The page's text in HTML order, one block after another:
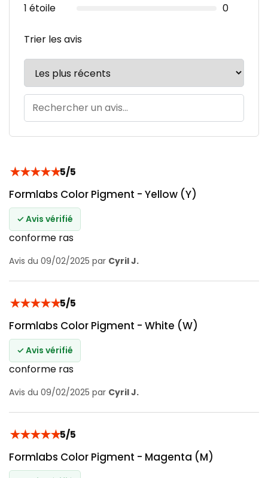
1 étoile
0
Trier les avis
★★★★★5/5
Formlabs Color Pigment - Yellow (Y)
✓ Avis vérifié
conforme ras
Avis du 09/02/2025 par Cyril J.
★★★★★5/5
Formlabs Color Pigment - White (W)
✓ Avis vérifié
conforme ras
Avis du 09/02/2025 par Cyril J.
★★★★★5/5
Formlabs Color Pigment - Magenta (M)